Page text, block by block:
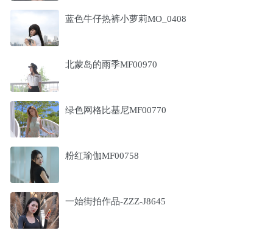
蓝色牛仔热裤小萝莉MO_0408
北蒙岛的雨季MF00970
绿色网格比基尼MF00770
粉红瑜伽MF00758
一始街拍作品-ZZZ-J8645